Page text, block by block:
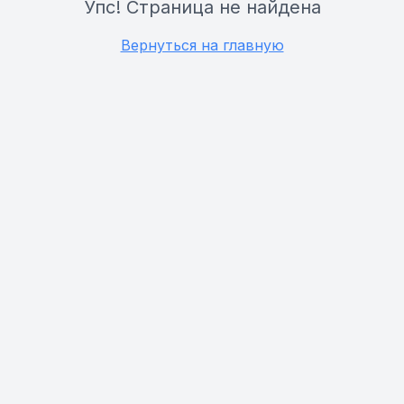
Упс! Страница не найдена
Вернуться на главную